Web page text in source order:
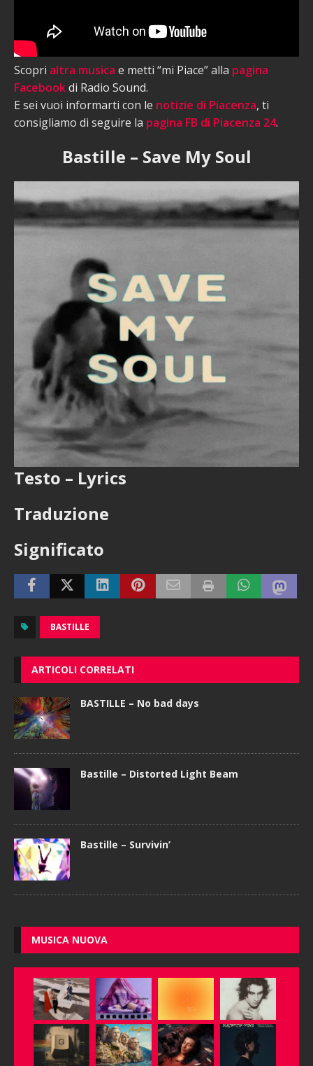
Scopri altra musica e metti “mi Piace” alla pagina
Facebookdi Radio Sound.
E sei vuoi informarti con le notizie di Piacenza, ti
consigliamo di seguire la pagina FB di Piacenza 24.
Bastille – Save My Soul
Testo – Lyrics
Traduzione
Significato
BASTILLE
ARTICOLI CORRELATI
BASTILLE – No bad days
Bastille – Distorted Light Beam
Bastille – Survivin’
MUSICA NUOVA